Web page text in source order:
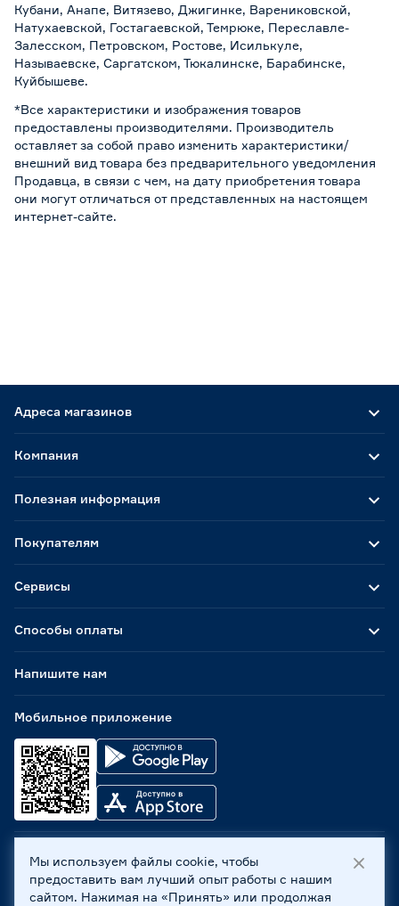
Кубани, Анапе, Витязево, Джигинке, Варениковской,
Натухаевской, Гостагаевской, Темрюке, Переславле-
Залесском, Петровском, Ростове, Исилькуле,
Называевске, Саргатском, Тюкалинске, Барабинске,
Куйбышеве.
*Все характеристики и изображения товаров
предоставлены производителями. Производитель
оставляет за собой право изменить характеристики/
внешний вид товара без предварительного уведомления
Продавца, в связи с чем, на дату приобретения товара
они могут отличаться от представленных на настоящем
интернет-сайте.
Адреса магазинов
Способы оплаты
Мобильное приложение
Компания
Полезная информация
Покупателям
Сервисы
Напишите нам
ООО «Бауцентр Рус» 2004 -2026, 236029, г. Калининград,
ул. А.Невского, 205. ИНН 7702596813, КПП 390601001 ©
Все права защищены
Мы используем файлы cookie, чтобы
предоставить вам лучший опыт работы с нашим
сайтом. Нажимая на «Принять» или продолжая